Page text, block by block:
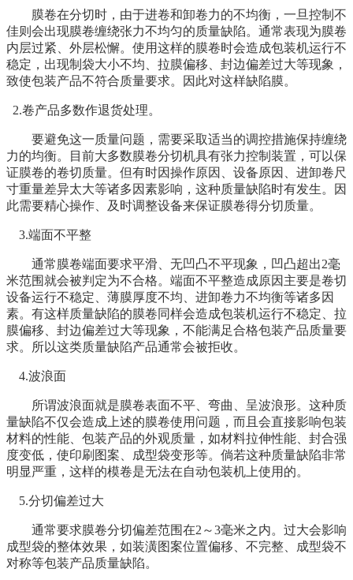
膜卷在分切时，由于进卷和卸卷力的不均衡，一旦控制不
佳则会出现膜卷缠绕张力不均匀的质量缺陷。通常表现为膜卷
内层过紧、外层松懈。使用这样的膜卷时会造成包装机运行不
稳定，出现制袋大小不均、拉膜偏移、封边偏差过大等现象，
致使包装产品不符合质量要求。因此对这样缺陷膜。
2.卷产品多数作退货处理。
要避免这一质量问题，需要采取适当的调控措施保持缠绕
力的均衡。目前大多数膜卷分切机具有张力控制装置，可以保
证膜卷的卷切质量。但有时因操作原因、设备原因、进卸卷尺
寸重量差异太大等诸多因素影响，这种质量缺陷时有发生。因
此需要精心操作、及时调整设备来保证膜卷得分切质量。
3.端面不平整
通常膜卷端面要求平滑、无凹凸不平现象，凹凸超出2毫
米范围就会被判定为不合格。端面不平整造成原因主要是卷切
设备运行不稳定、薄膜厚度不均、进卸卷力不均衡等诸多因
素。有这样质量缺陷的膜卷同样会造成包装机运行不稳定、拉
膜偏移、封边偏差过大等现象，不能满足合格包装产品质量要
求。所以这类质量缺陷产品通常会被拒收。
4.波浪面
所谓波浪面就是膜卷表面不平、弯曲、呈波浪形。这种质
量缺陷不仅会造成上述的膜卷使用问题，而且会直接影响包装
材料的性能、包装产品的外观质量，如材料拉伸性能、封合强
度变低，使印刷图案、成型袋变形等。倘若这种质量缺陷非常
明显严重，这样的模卷是无法在自动包装机上使用的。
5.分切偏差过大
通常要求膜卷分切偏差范围在2～3毫米之内。过大会影响
成型袋的整体效果，如装潢图案位置偏移、不完整、成型袋不
对称等包装产品质量缺陷。